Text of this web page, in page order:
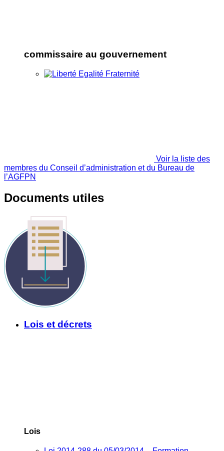
commissaire au gouvernement
Voir la liste des
membres du Conseil d’administration et du Bureau de
l’AGFPN
Documents utiles
Lois et décrets
Lois